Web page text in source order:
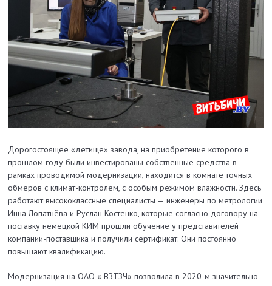
Дорогостоящее «детище» завода, на приобретение которого в
прошлом году были инвестированы собственные средства в
рамках проводимой модернизации, находится в комнате точных
обмеров с климат-контролем, с особым режимом влажности. Здесь
работают высококлассные специалисты — инженеры по метрологии
Инна Лопатнёва и Руслан Костенко, которые согласно договору на
поставку немецкой КИМ прошли обучение у представителей
компании-поставщика и получили сертификат. Они постоянно
повышают квалификацию.
Модернизация на ОАО « ВЗТЗЧ» позволила в 2020-м значительно